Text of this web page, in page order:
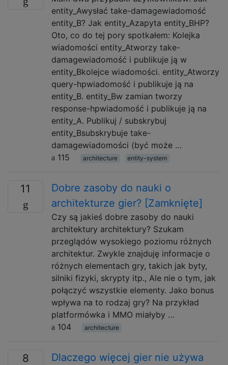
entity_Awysłać take-damagewiadomość
entity_B? Jak entity_Azapyta entity_BHP?
Oto, co do tej pory spotkałem: Kolejka
wiadomości entity_Atworzy take-
damagewiadomość i publikuje ją w
entity_Bkolejce wiadomości. entity_Atworzy
query-hpwiadomość i publikuje ją na
entity_B. entity_Bw zamian tworzy
response-hpwiadomość i publikuje ją na
entity_A. Publikuj / subskrybuj
entity_Bsubskrybuje take-
damagewiadomości (być może …
115
architecture entity-system
11
Dobre zasoby do nauki o
architekturze gier? [Zamknięte]
Czy są jakieś dobre zasoby do nauki
architektury architektury? Szukam
przeglądów wysokiego poziomu różnych
architektur. Zwykle znajduję informacje o
różnych elementach gry, takich jak byty,
silniki fizyki, skrypty itp., Ale nie o tym, jak
połączyć wszystkie elementy. Jako bonus
wpływa na to rodzaj gry? Na przykład
platformówka i MMO miałyby …
104
architecture
8
Dlaczego więcej gier nie używa